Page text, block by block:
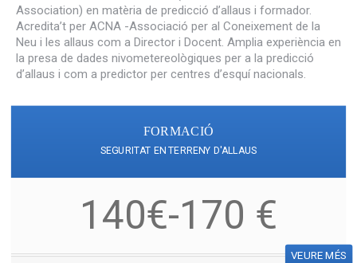
Association) en matèria de predicció d’allaus i formador.
Acredita’t per ACNA -Associació per al Coneixement de la
Neu i les allaus com a Director i Docent. Amplia experiència en
la presa de dades nivometereològiques per a la predicció
d’allaus i com a predictor per centres d’esquí nacionals.
FORMACIÓ
SEGURITAT EN TERRENY D'ALLAUS
140€-170 €
VEURE MÉS